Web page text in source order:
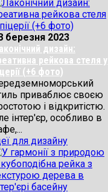
березня 2023
дизайн:
рейкова стеля у
(+6 фото)
приваблює своєю
і відкритістю.
інтер'єр, особливо в
для дизайну